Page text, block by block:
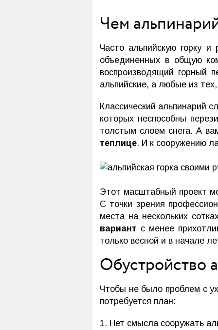
Чем
Часто альпийскую горку
объединенных в общую
воспроизводящий горный
альпийские, а любые из
Классический альпинарий
которых неспособны
толстым слоем снега. А
теплице. И к сооружению
Этот масштабный проект
С точки зрения
места на нескольких
вариант с менее
только весной и в начале
Обустройство
Чтобы не было проблем с
потребуется план:
Нет смысла сооружать